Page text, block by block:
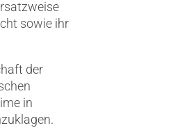
sowie ihr
der
in